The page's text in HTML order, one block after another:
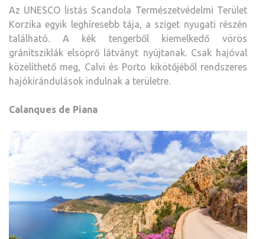
Az UNESCO listás Scandola Természetvédelmi Terület
Korzika egyik leghíresebb tája, a sziget nyugati részén
található. A kék tengerből kiemelkedő vörös
gránitsziklák elsöprő látványt nyújtanak. Csak hajóval
közelíthető meg, Calvi és Porto kikötőjéből rendszeres
hajókirándulások indulnak a területre.
Calanques de Piana